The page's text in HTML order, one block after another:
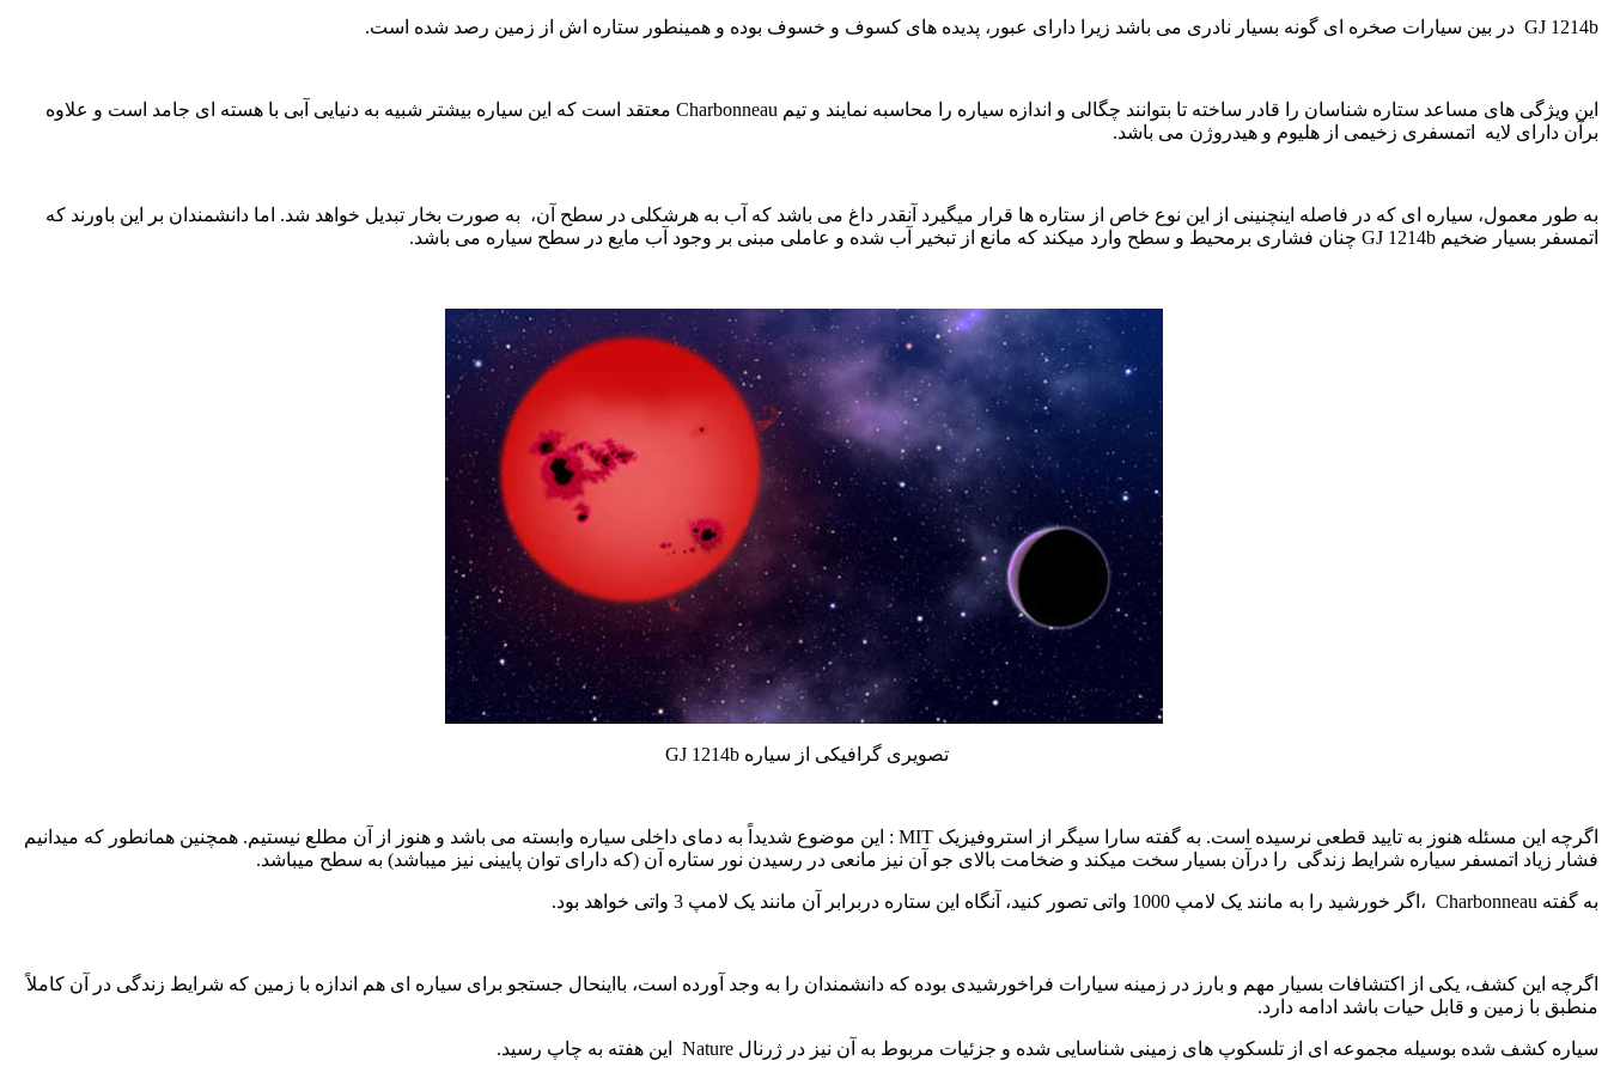
GJ 1214b در بین سیارات صخره ای گونه بسیار نادری می باشد زیرا دارای عبور، پدیده های کسوف و خسوف بوده و همینطور ستاره اش از زمین رصد شده است.
این ویژگی های مساعد ستاره شناسان را قادر ساخته تا بتوانند چگالی و اندازه سیاره را محاسبه نمایند و تیم Charbonneau معتقد است که این سیاره بیشتر شبیه به دنیایی آبی با هسته ای جامد است و علاوه
برآن دارای لایه
اتمسفری زخیمی از هلیوم و هیدروژن می باشد.
به طور معمول، سیاره ای که در فاصله اینچنینی از این نوع خاص از ستاره ها قرار میگیرد آنقدر داغ می باشد که آب به هرشکلی در سطح آن، به صورت بخار تبدیل خواهد شد. اما دانشمندان بر این باورند که
اتمسفر بسیار ضخیم GJ 1214b چنان فشاری برمحیط و سطح وارد میکند که مانع از تبخیر آب شده و عاملی مبنی بر وجود آب مایع در سطح سیاره می باشد.
تصویری گرافیکی از سیارهGJ 1214b
اگرچه این مسئله هنوز به تایید قطعی نرسیده است. به گفته سارا سیگر از استروفیزیک MIT : این موضوع شدیداً به دمای داخلی سیاره وابسته می باشد و هنوز از آن مطلع نیستیم. همچنین همانطور که میدانیم
فشار زیاد اتمسفر سیاره شرایط زندگی را درآن بسیار سخت میکند و ضخامت بالای جو آن نیز مانعی در رسیدن نور ستاره آن (که دارای توان پایینی نیز میباشد) به سطح میباشد.
به گفته Charbonneau ،اگر خورشید را به مانند یک لامپ 1000 واتی تصور کنید، آنگاه این ستاره دربرابر آن مانند یک لامپ 3 واتی خواهد بود.
اگرچه این کشف، یکی از اکتشافات بسیار مهم و بارز در زمینه سیارات فراخورشیدی بوده که دانشمندان را به وجد آورده است، بااینحال جستجو برای سیاره ای هم اندازه با زمین که شرایط زندگی در آن کاملاً
منطبق با زمین و قابل حیات باشد ادامه دارد.
سیاره کشف شده بوسیله مجموعه ای از تلسکوپ های زمینی شناسایی شده و جزئیات مربوط به آن نیز در ژرنال Nature این هفته به چاپ رسید.